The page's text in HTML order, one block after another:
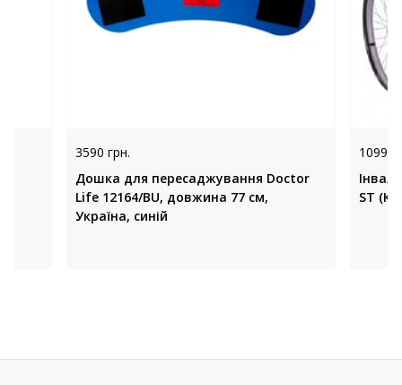
3590 грн.
Дошка для пересаджування Doctor
Life 12164/BU, довжина 77 см,
Україна, синій
10999
ST